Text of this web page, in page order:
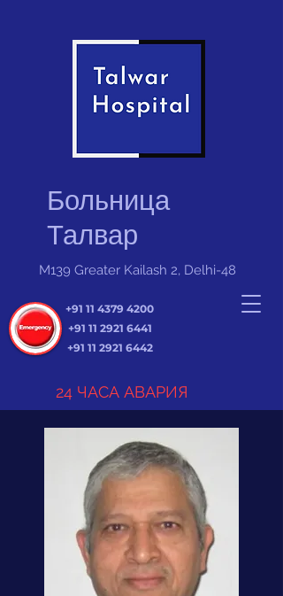
Больница
Талвар
+91 11 4379 4200
+91 11 2921 6441
+91 11 2921 6442
24 ЧАСА АВАРИЯ
M139 Greater Kailash 2, Delhi-48